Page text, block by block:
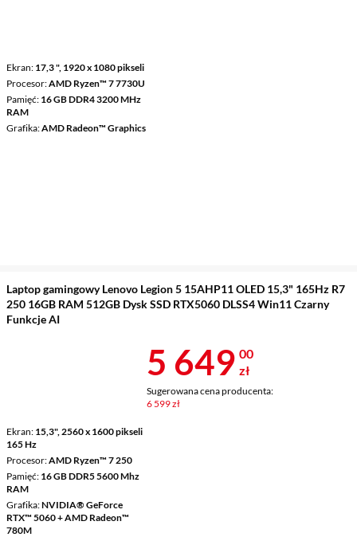
Ekran 17,3 ", 1920 x 1080 pikseli
Procesor AMD Ryzen™ 7 7730U
Pamięć 16 GB DDR4 3200 MHz
RAM
Grafika AMD Radeon™ Graphics
Laptop gamingowy Lenovo Legion 5 15AHP11 OLED 15,3" 165Hz R7
250 16GB RAM 512GB Dysk SSD RTX5060 DLSS4 Win11 Czarny
Funkcje AI
Ekran 15,3", 2560 x 1600 pikseli
165 Hz
Procesor AMD Ryzen™ 7 250
Pamięć 16 GB DDR5 5600 Mhz
RAM
Grafika NVIDIA® GeForce
RTX™ 5060 + AMD Radeon™
780M
Cena 5 649 zł
5 649 00
zł
Sugerowana cena producenta:
6 599 zł